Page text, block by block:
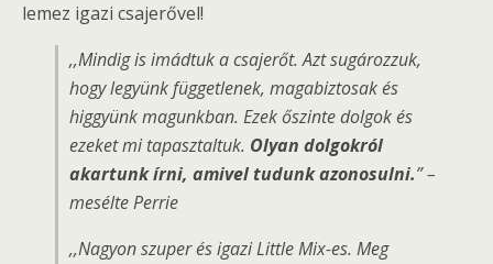
lemez igazi csajerővel!
,,Mindig is imádtuk a csajerőt. Azt sugározzuk,
hogy legyünk függetlenek, magabiztosak és
higgyünk magunkban. Ezek őszinte dolgok és
ezeket mi tapasztaltuk. Olyan dolgokról
akartunk írni, amivel tudunk azonosulni.” –
mesélte Perrie
,,Nagyon szuper és igazi Little Mix-es. Meg